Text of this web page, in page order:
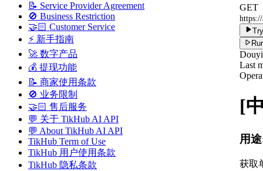
📝 Service Provider Agreement
🚫 Business Restriction
🤝🏻 Customer Service
⚡ 新手指南
🚀 数字产品
💰 提现功能
📝 商家使用条款
🚫 业务限制
🤝🏻 售后服务
💬 关于 TikHub AI API
💬 About TikHub AI API
TikHub Term of Use
TikHub 用户使用条款
TikHub 隐私条款
GET
Last
[
用
获取